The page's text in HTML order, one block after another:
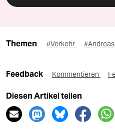
Themen #Verkehr
Feedback Kommentieren
Diesen Artikel teilen